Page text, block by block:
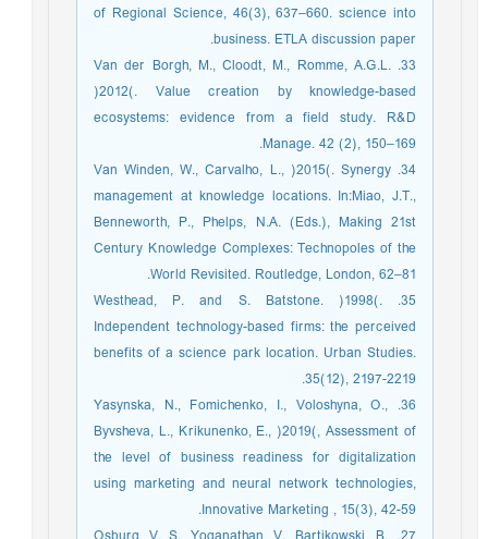
of Regional Science, 46(3), 637–660. science into
business. ETLA discussion paper.
33. Van der Borgh, M., Cloodt, M., Romme, A.G.L.
)2012(. Value creation by knowledge-based
ecosystems: evidence from a field study. R&D
Manage. 42 (2), 150–169.
34. Van Winden, W., Carvalho, L., )2015(. Synergy
management at knowledge locations. In:Miao, J.T.,
Benneworth, P., Phelps, N.A. (Eds.), Making 21st
Century Knowledge Complexes: Technopoles of the
World Revisited. Routledge, London, 62–81.
35. Westhead, P. and S. Batstone. )1998(.
Independent technology-based firms: the perceived
benefits of a science park location. Urban Studies.
35(12), 2197-2219.
36. Yasynska, N., Fomichenko, I., Voloshyna, O.,
Byvsheva, L., Krikunenko, E., )2019(, Assessment of
the level of business readiness for digitalization
using marketing and neural network technologies,
Innovative Marketing , 15(3), 42-59.